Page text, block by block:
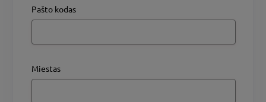
Pašto kodas
Miestas